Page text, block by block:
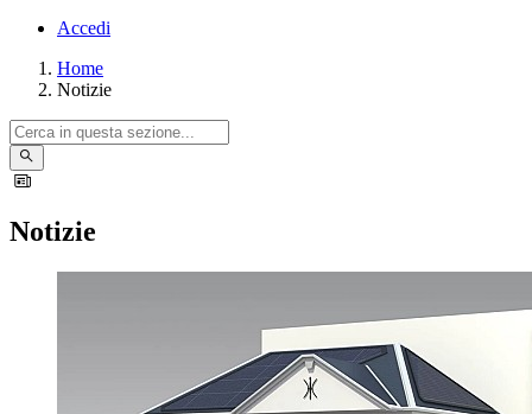
Accedi
Home
Notizie
Notizie